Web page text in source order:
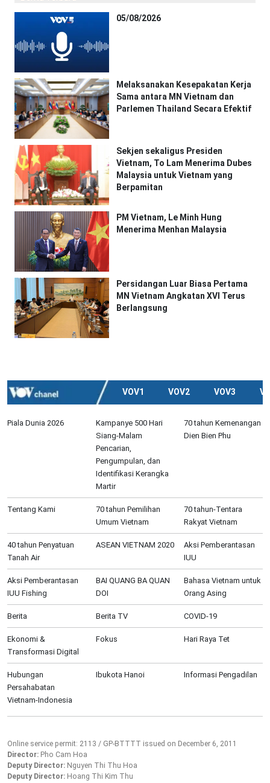
05/08/2026
Melaksanakan Kesepakatan Kerja
Sama antara MN Vietnam dan
Parlemen Thailand Secara Efektif
Sekjen sekaligus Presiden
Vietnam, To Lam Menerima Dubes
Malaysia untuk Vietnam yang
Berpamitan
PM Vietnam, Le Minh Hung
Menerima Menhan Malaysia
Persidangan Luar Biasa Pertama
MN Vietnam Angkatan XVI Terus
Berlangsung
VOV1 VOV2 VOV3
Piala Dunia 2026
Kampanye 500 Hari
Siang-Malam
Pencarian,
Pengumpulan, dan
Identifikasi Kerangka
Martir
70 tahun Kemenangan
Dien Bien Phu
Tentang Kami
70 tahun Pemilihan
Umum Vietnam
70 tahun-Tentara
Rakyat Vietnam
40 tahun Penyatuan
Tanah Air
ASEAN VIETNAM 2020
Aksi Pemberantasan
IUU
Aksi Pemberantasan
IUU Fishing
BAI QUANG BA QUAN
DOI
Bahasa Vietnam untuk
Orang Asing
Berita Berita TV COVID-19
Ekonomi &
Transformasi Digital
Fokus Hari Raya Tet
Hubungan
Persahabatan
Vietnam-Indonesia
Ibukota Hanoi Informasi Pengadilan
Online service permit: 2113 / GP-BTTTT issued on December 6, 2011
Director: Pho Cam Hoa
Deputy Director: Nguyen Thi Thu Hoa
Deputy Director: Hoang Thi Kim Thu